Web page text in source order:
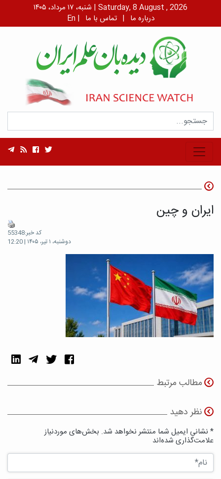
شنبه، ۱۷ مرداد، ۱۴۰۵ | Saturday, 8 August , 2026
En | درباره ما | تماس با ما
ایران و چین
کد خبر:55348
دوشنبه، ۱ تیر، ۱۴۰۵ | 12:20
مطالب مرتبط
نظر دهید
* نشانی ایمیل شما منتشر نخواهد شد. بخش‌های موردنیاز
علامت‌گذاری شده‌اند